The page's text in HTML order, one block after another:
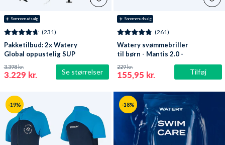
☀️ Sommerudsalg
Se størrelser
(231)
Pakketilbud: 2x Watery
Global oppustelig SUP
PaddleBoard 10'6
3.229 kr.
3.398 kr.
☀️ Sommerudsalg
Tilføj
(261)
Watery svømmebriller
til børn - Mantis 2.0 -
Lilla/klar
155,95 kr.
229 kr.
-19% -18%